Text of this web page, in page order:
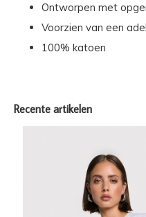
Ontworpen met
Voorzien van een
100% katoen
Recente artikelen